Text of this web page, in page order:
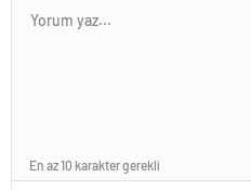
En az 10 karakter gerekli